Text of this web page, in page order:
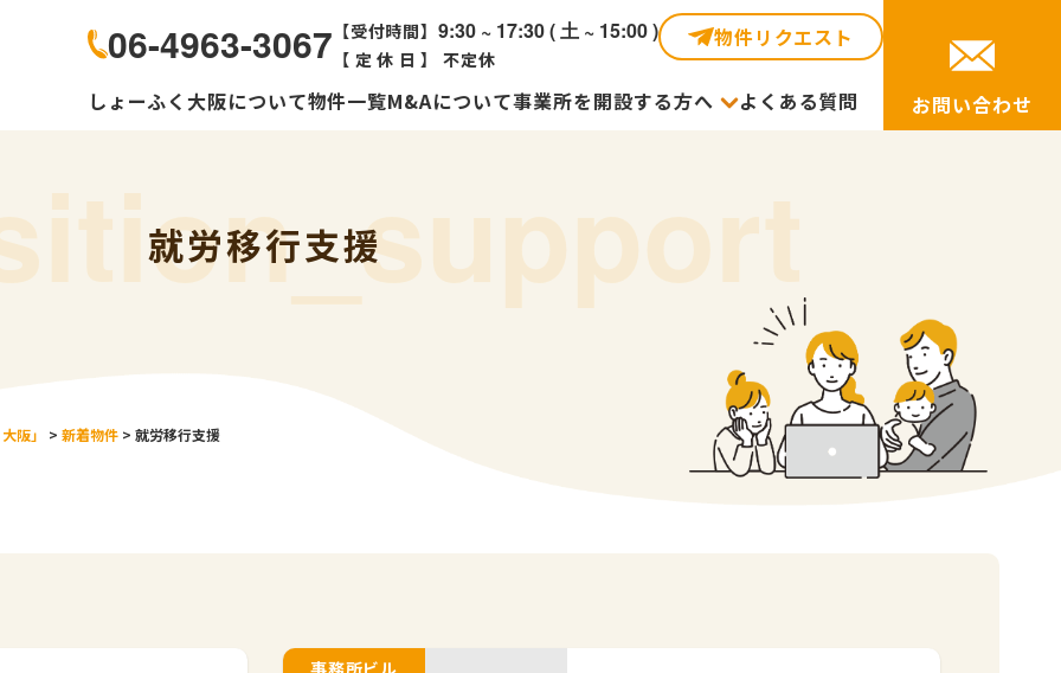
06-4963-3067 【受付時間】 9:30 ~ 17:30 ( 土 ~ 15:00 )
【定休日】不定休
物件リクエスト
しょーふく大阪について物件一覧M&Aについて事業所を開設する方へ よくある質問 お問い合わせ
就労移行支援
阪」 > 新着物件 > 就労移行支援
事務所ビル